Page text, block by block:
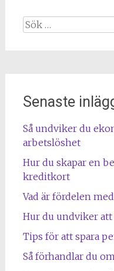
Sök
Senaste
Så undviker du
arbetslöshet
Hur du skapar en
kreditkort
Vad är fördelen
Hur du undviker
Tips för att spara
Så förhandlar du